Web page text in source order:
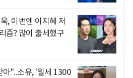
, 이번엔 이지혜 저
즘? 많이 출세했구
아"..소유, '월세 1300